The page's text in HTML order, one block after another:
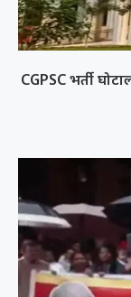
CGPSC भर्ती